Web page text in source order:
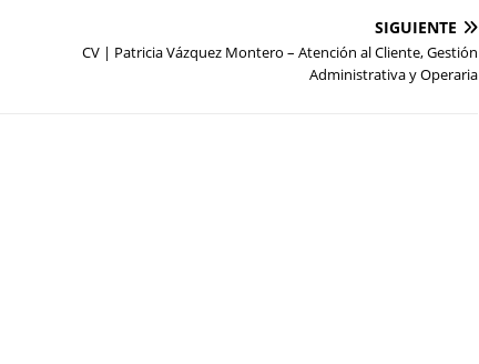
SIGUIENTE
CV | Patricia Vázquez Montero – Atención al Cliente, Gestión
Administrativa y Operaria